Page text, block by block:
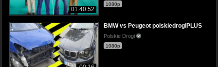
01:40:52
1080p
BMW vs Peugeot polskiedrogiPLUS
Polskie Drogi
1080p